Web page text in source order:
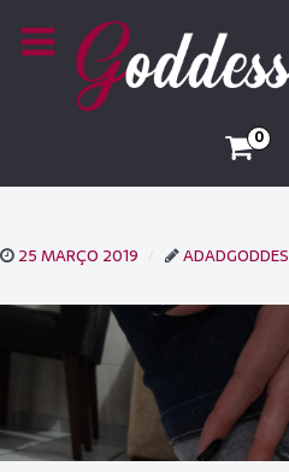
0
25 MARÇO 2019